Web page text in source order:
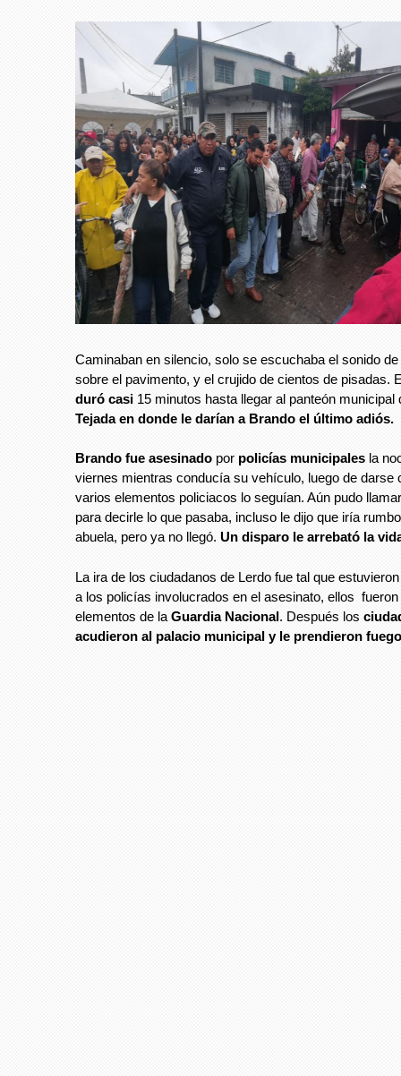
Caminaban en silencio, solo se escuchaba el sonido
sobre el pavimento, y el crujido de cientos de pisadas.
duró casi 15 minutos hasta llegar al panteón municipal
Tejada en donde le darían a Brando el último adiós.
Brando fue asesinado por policías municipales la
viernes mientras conducía su vehículo, luego de darse
varios elementos policiacos lo seguían. Aún pudo
para decirle lo que pasaba, incluso le dijo que iría
abuela, pero ya no llegó. Un disparo le arrebató la
La ira de los ciudadanos de Lerdo fue tal que
a los policías involucrados en el asesinato, ellos
elementos de la Guardia Nacional. Después los
acudieron al palacio municipal y le prendieron